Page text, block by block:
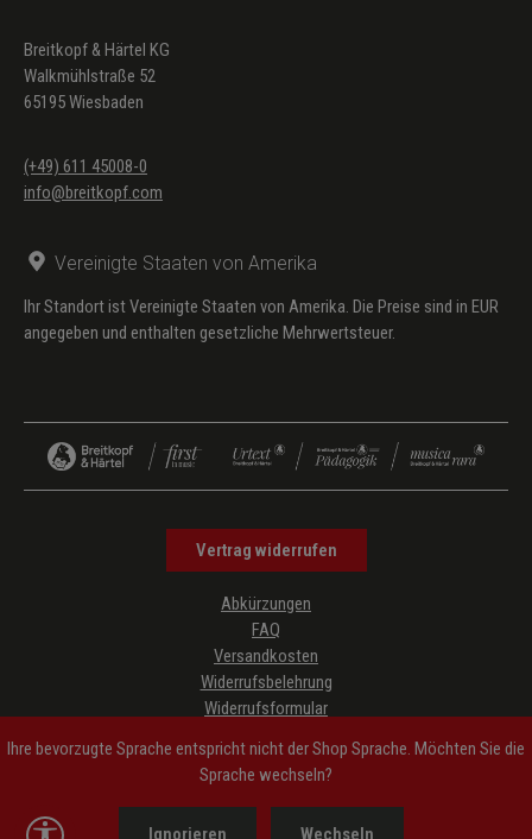
Breitkopf & Härtel KG
Walkmühlstraße 52
65195 Wiesbaden
(+49) 611 45008-0
info@breitkopf.com
Vereinigte Staaten von Amerika
Ihr Standort ist Vereinigte Staaten von Amerika. Die Preise sind in EUR
angegeben und enthalten gesetzliche Mehrwertsteuer.
Vertrag widerrufen
Abkürzungen
FAQ
Versandkosten
Widerrufsbelehrung
Widerrufsformular
AGB
Impressum
Hinweise zur Barrierefreiheit
Ihre bevorzugte Sprache entspricht nicht der Shop Sprache. Möchten Sie die
Sprache wechseln?
Ignorieren Wechseln
Werkzeugleiste anzeigen